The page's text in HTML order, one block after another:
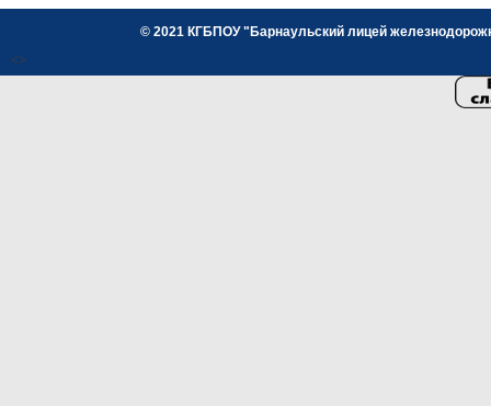
© 2021 КГБПОУ "Барнаульский лицей
<>